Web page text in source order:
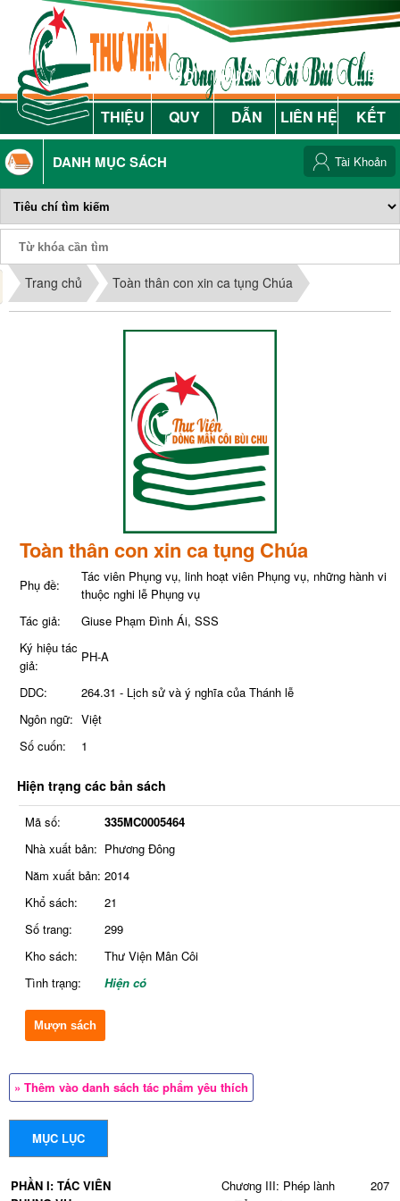
GIỚI
THIỆU
NỘI
QUY
HƯỚNG
DẪN
LIÊN HỆ
LIÊN
KẾT
DANH MỤC SÁCH
Phiếu Sách
Tài Khoản
Trang chủ Toàn thân con xin ca tụng Chúa
Toàn thân con xin ca tụng Chúa
Phụ đề:
Tác viên Phụng vụ, linh hoạt viên Phụng vụ, những hành vi
thuộc nghi lễ Phụng vụ
Tác giả:
Giuse Phạm Đình Ái, SSS
Ký hiệu tác
giả:
PH-A
DDC:
264.31 - Lịch sử và ý nghĩa của Thánh lễ
Ngôn ngữ: Việt
Số cuốn:
1
Hiện trạng các bản sách
Mã số:
335MC0005464
Nhà xuất bản: Phương Đông
Năm xuất bản: 2014
Khổ sách:
21
Số trang:
299
Kho sách:
Thư Viện Mân Côi
Tình trạng:
Hiện có
Mượn sách
» Thêm vào danh sách tác phẩm yêu thích
MỤC LỤC
PHẦN I: TÁC VIÊN
Chương III: Phép lành
207